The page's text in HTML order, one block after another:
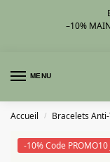
–10%
MENU
Accueil / Bracelets
-10% Code